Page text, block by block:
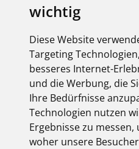
wichtig
Diese Website
Targeting
besseres Internet-
und die Werbung, die
Ihre Bedürfnisse
Technologien nutzen
Ergebnisse zu
woher unsere
elektroforum
Ihr Elektro-Magazin
Das Forum für
Dienstleister &
Inklusive aller
Großhändler auf